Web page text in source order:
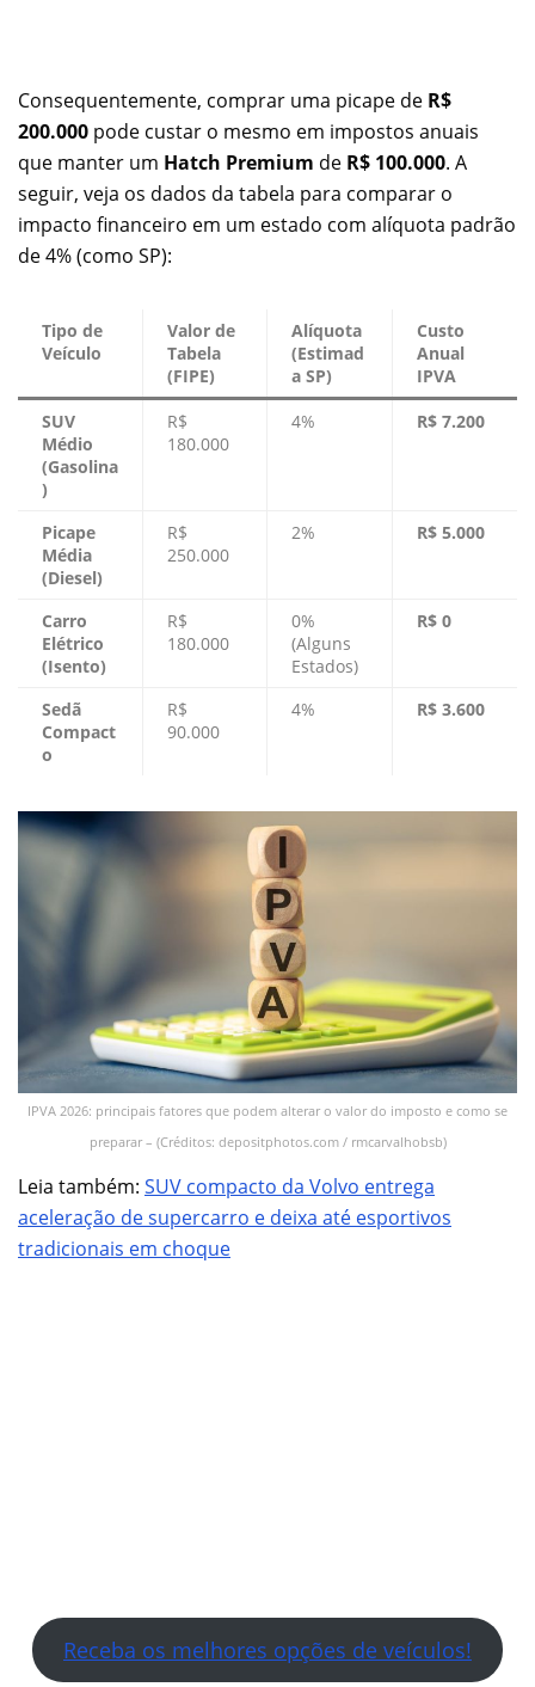
Consequentemente, comprar uma picape de R$
200.000 pode custar o mesmo em impostos anuais
que manter um Hatch Premium de R$ 100.000. A
seguir, veja os dados da tabela para comparar o
impacto financeiro em um estado com alíquota padrão
de 4% (como SP):
Tipo de
Veículo
Valor de
Tabela
(FIPE)
Alíquota
(Estimad
a SP)
Custo
Anual
IPVA
SUV
Médio
(Gasolina
)
R$
180.000
4% R$ 7.200
Picape
Média
(Diesel)
R$
250.000
2% R$ 5.000
Carro
Elétrico
(Isento)
R$
180.000
0%
(Alguns
Estados)
R$ 0
Sedã
Compact
o
R$
90.000
4% R$ 3.600
IPVA 2026: principais fatores que podem alterar o valor do imposto e como se
preparar – (Créditos: depositphotos.com / rmcarvalhobsb)
Leia também: SUV compacto da Volvo entrega
aceleração de supercarro e deixa até esportivos
tradicionais em choque
Receba os melhores opções de veículos!